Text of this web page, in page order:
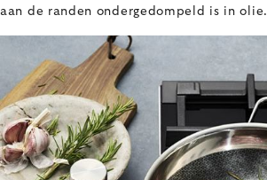
aan de randen ondergedompeld is in olie.